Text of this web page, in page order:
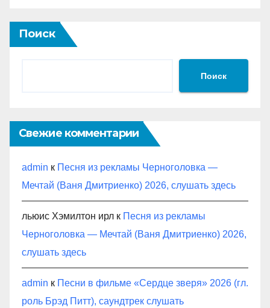
Поиск
Поиск
Свежие комментарии
admin к Песня из рекламы Черноголовка —
Мечтай (Ваня Дмитриенко) 2026, слушать здесь
льюис Хэмилтон ирл к Песня из рекламы
Черноголовка — Мечтай (Ваня Дмитриенко) 2026,
слушать здесь
admin к Песни в фильме «Сердце зверя» 2026 (гл.
роль Брэд Питт), саундтрек слушать